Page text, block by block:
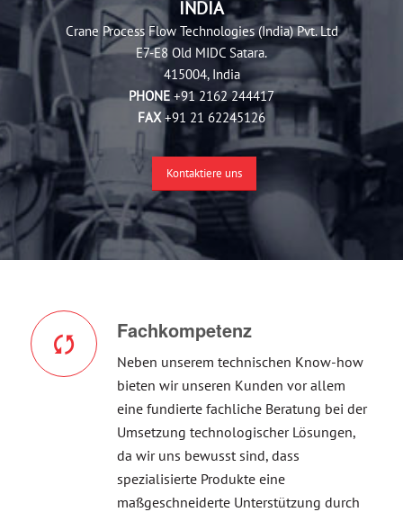
INDIA
Crane Process Flow Technologies (India) Pvt. Ltd
E7-E8 Old MIDC Satara.
415004, India
PHONE+91 2162 244417
FAX+91 21 62245126
Kontaktiere uns
Fachkompetenz
Neben unserem technischen Know-how
bieten wir unseren Kunden vor allem
eine fundierte fachliche Beratung bei der
Umsetzung technologischer Lösungen,
da wir uns bewusst sind, dass
spezialisierte Produkte eine
maßgeschneiderte Unterstützung durch